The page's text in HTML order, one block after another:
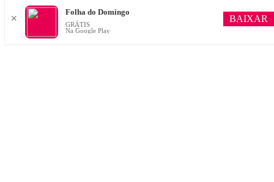
✕
Folha do Domingo
GRÁTIS
Na Google Play
BAIXAR